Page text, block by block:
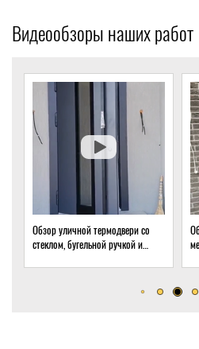
Видеообзоры наших работ
Обзор уличной термодвери со
стеклом, бугельной ручкой и